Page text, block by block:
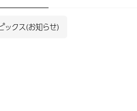
ックス(お知らせ)